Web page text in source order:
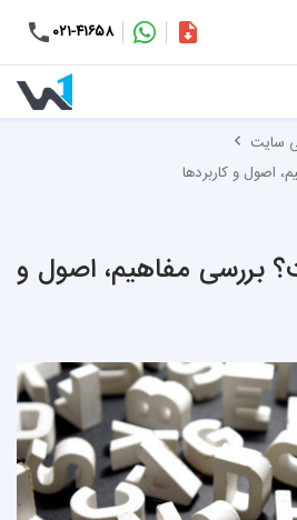
۰۲۱-۴۱۶۵۸
+۹۸-کاتالوگ
سایت
اصول و کاربردها
بررسی مفاهیم، اصول و